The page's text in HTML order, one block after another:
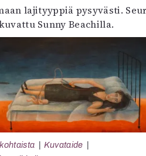
lajityyppiä pysyvästi.
Sunny Beachilla.
Kuvataide